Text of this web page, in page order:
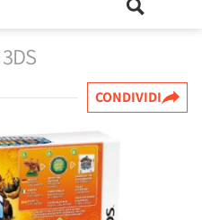
3DS
CONDIVIDI